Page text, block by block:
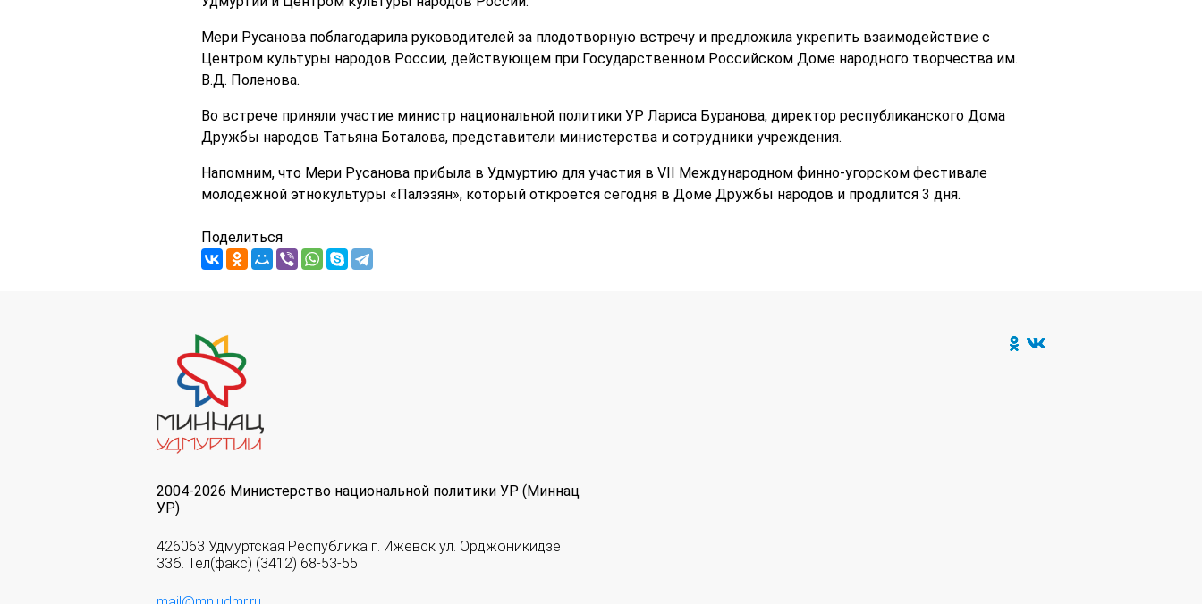
Мери Русанова поблагодарила руководителей за плодотворную встречу и предложила укрепить взаимодействие с
Центром культуры народов России, действующем при Государственном Российском Доме народного творчества им.
В.Д. Поленова.
Во встрече приняли участие министр национальной политики УР Лариса Буранова, директор республиканского Дома
Дружбы народов Татьяна Боталова, представители министерства и сотрудники учреждения.
Напомним, что Мери Русанова прибыла в Удмуртию для участия в VII Международном финно-угорском фестивале
молодежной этнокультуры «Палэзян», который откроется сегодня в Доме Дружбы народов и продлится 3 дня.
Поделиться
2004-2026 Министерство национальной политики УР (Миннац
УР)
426063 Удмуртская Республика г. Ижевск ул. Орджоникидзе
33б. Тел(факс) (3412) 68-53-55